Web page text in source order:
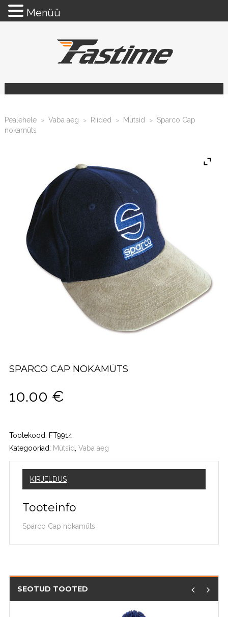
Pealehele > Vaba aeg > Riided > Mütsid >
Sparco Cap
nokamüts
SPARCO CAP NOKAMÜTS
10.00 €
Tootekood: FT9914
Kategooriad: Mütsid Vaba aeg
KIRJELDUS
Tooteinfo
Sparco Cap nokamüts
SEOTUD TOOTED
Menüü